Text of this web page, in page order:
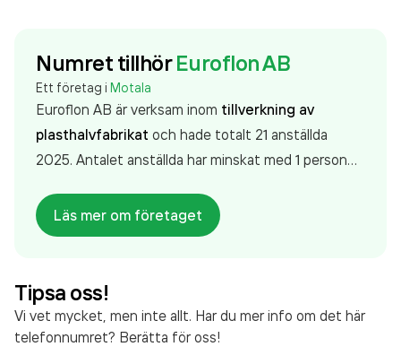
Numret tillhör Euroflon AB
Ett företag i Motala
Euroflon AB är verksam inom tillverkning av
plasthalvfabrikat och hade totalt 21 anställda
2025. Antalet anställda har minskat med 1 person
företaget. Bolaget är ett aktiebolag som varit aktivt
sedan 1994. Euroflon ABomsatte
Läs mer om företaget
Tipsa oss!
Vi vet mycket, men inte allt. Har du mer info om det här
telefonnumret? Berätta för oss!